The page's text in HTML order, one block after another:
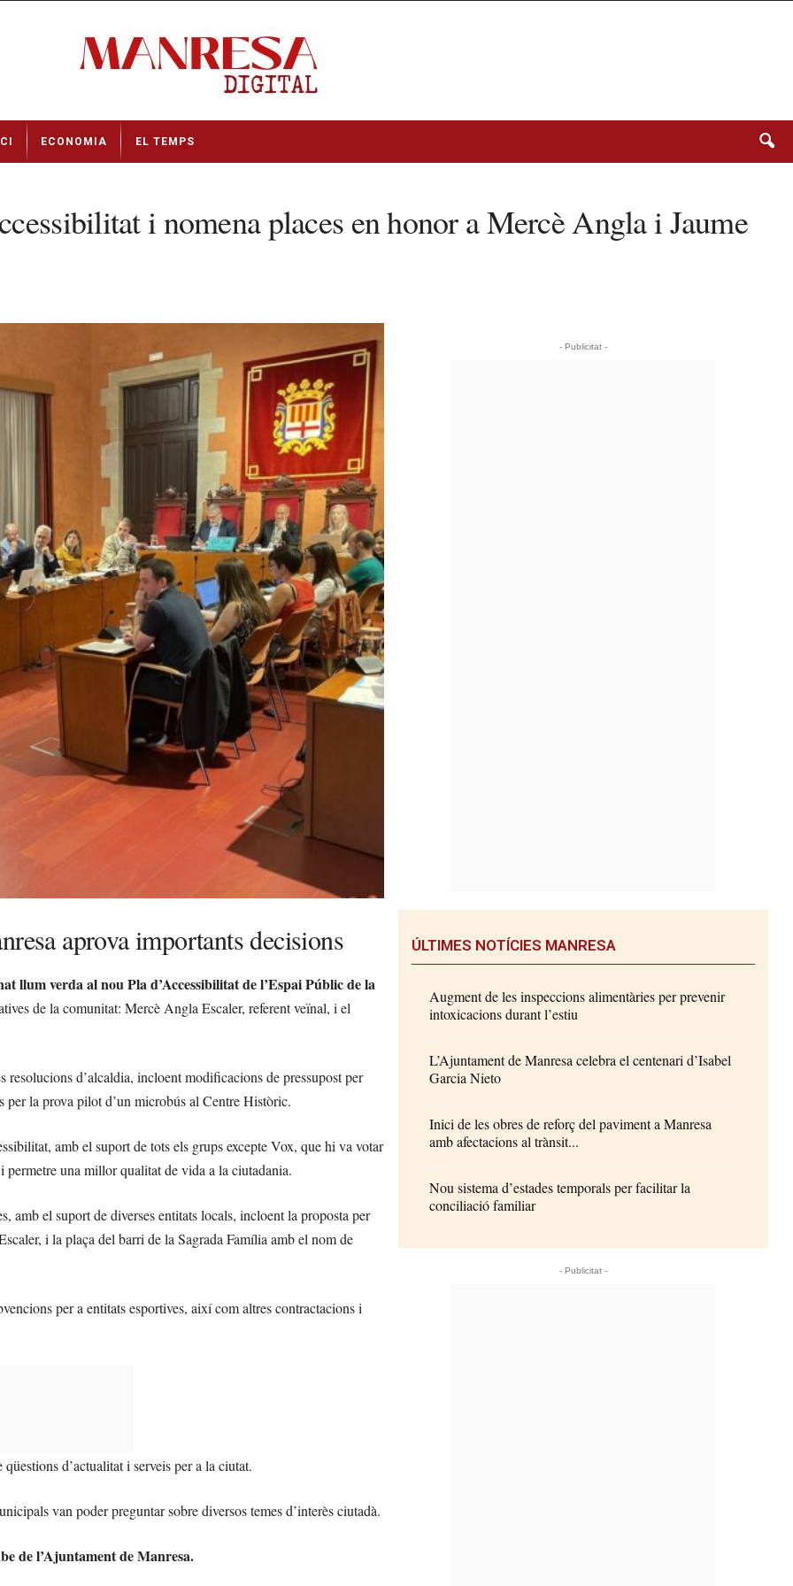
ECONOMIA EL TEMPS
i nomena places en honor a Mercè Angla i Jaume
aprova importants decisions
llum verda al nou Pla d’Accessibilitat de l’Espai Públic de la
de la comunitat: Mercè Angla Escaler, referent veïnal, i el
d’alcaldia, incloent modificacions de pressupost per
la prova pilot d’un microbús al Centre Històric.
amb el suport de tots els grups excepte Vox, que hi va votar
una millor qualitat de vida a la ciutadania.
amb el suport de diverses entitats locals, incloent la proposta per
i la plaça del barri de la Sagrada Família amb el nom de
per a entitats esportives, així com altres contractacions i
d’actualitat i serveis per a la ciutat.
van poder preguntar sobre diversos temes d’interès ciutadà.
de l’Ajuntament de Manresa.
- Publicitat -
ÚLTIMES NOTÍCIES MANRESA
Augment de les inspeccions alimentàries per prevenir
intoxicacions durant l’estiu
L’Ajuntament de Manresa celebra el centenari d’Isabel
Garcia Nieto
Inici de les obres de reforç del paviment a Manresa
amb afectacions al trànsit...
Nou sistema d’estades temporals per facilitar la
conciliació familiar
- Publicitat -